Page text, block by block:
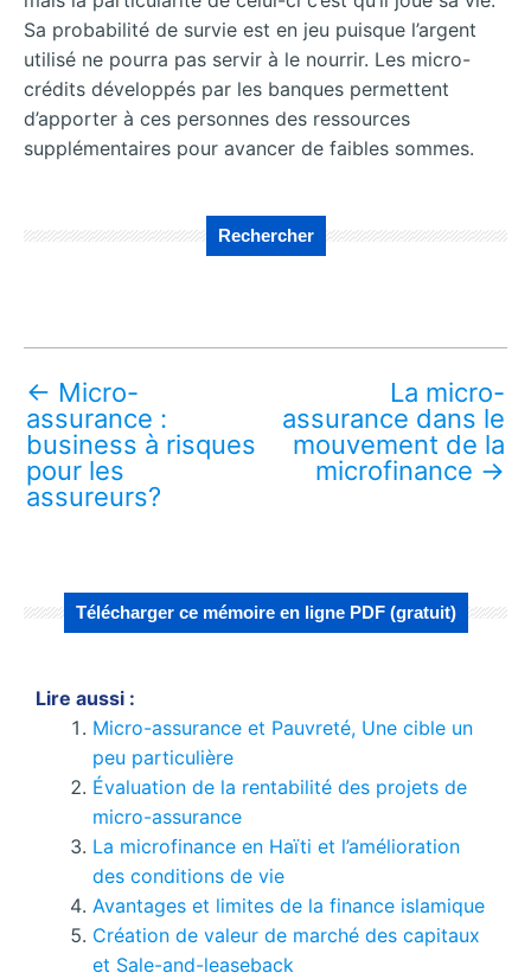
Sa probabilité de survie est en jeu puisque l’argent
utilisé ne pourra pas servir à le nourrir. Les micro-
crédits développés par les banques permettent
d’apporter à ces personnes des ressources
supplémentaires pour avancer de faibles sommes.
Rechercher
← Micro-
assurance :
business à risques
pour les
assureurs?
La micro-
assurance dans le
mouvement de la
microfinance →
Télécharger ce mémoire en ligne PDF (gratuit)
Lire aussi :
Micro-assurance et Pauvreté, Une cible un
peu particulière
Évaluation de la rentabilité des projets de
micro-assurance
La microfinance en Haïti et l’amélioration
des conditions de vie
Avantages et limites de la finance islamique
Création de valeur de marché des capitaux
et Sale-and-leaseback